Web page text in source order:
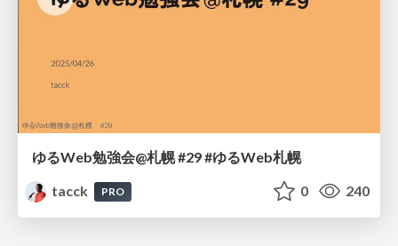
ゆるWeb勉強会@札幌 #29 #ゆるWeb札幌
tacck
PRO 0 240